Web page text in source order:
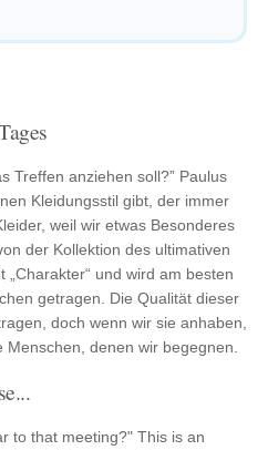
Treffen anziehen soll?” Paulus
Kleidungsstil gibt, der immer
weil wir etwas Besonderes
der Kollektion des ultimativen
und wird am besten
getragen. Die Qualität dieser
doch wenn wir sie anhaben,
denen wir begegnen.
to that meeting?" This is an